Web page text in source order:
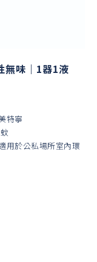
無味｜1器1液
特寧
蚊
用於公私場所室內環